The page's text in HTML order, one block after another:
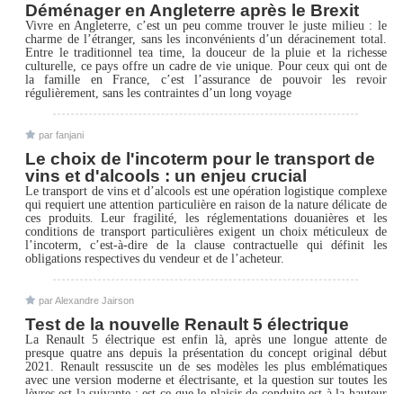
Déménager en Angleterre après le Brexit
Vivre en Angleterre, c’est un peu comme trouver le juste milieu : le
charme de l’étranger, sans les inconvénients d’un déracinement total.
Entre le traditionnel tea time, la douceur de la pluie et la richesse
culturelle, ce pays offre un cadre de vie unique. Pour ceux qui ont de
la famille en France, c’est l’assurance de pouvoir les revoir
régulièrement, sans les contraintes d’un long voyage
par fanjani
Le choix de l'incoterm pour le transport de
vins et d'alcools : un enjeu crucial
Le transport de vins et d’alcools est une opération logistique complexe
qui requiert une attention particulière en raison de la nature délicate de
ces produits. Leur fragilité, les réglementations douanières et les
conditions de transport particulières exigent un choix méticuleux de
l’incoterm, c’est-à-dire de la clause contractuelle qui définit les
obligations respectives du vendeur et de l’acheteur.
par Alexandre Jairson
Test de la nouvelle Renault 5 électrique
La Renault 5 électrique est enfin là, après une longue attente de
presque quatre ans depuis la présentation du concept original début
2021. Renault ressuscite un de ses modèles les plus emblématiques
avec une version moderne et électrisante, et la question sur toutes les